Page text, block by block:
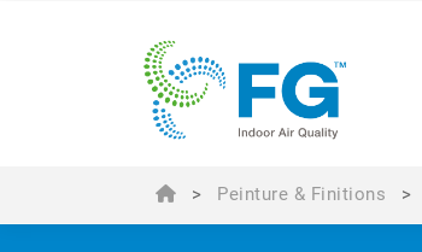
> Peinture & Finitions >